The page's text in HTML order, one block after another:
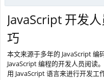
JavaScript 开发
巧
本文来源于多年的 JavaScript 编
JavaScript 编程的开发人员阅读
用 JavaScript 语言来进行开发工作